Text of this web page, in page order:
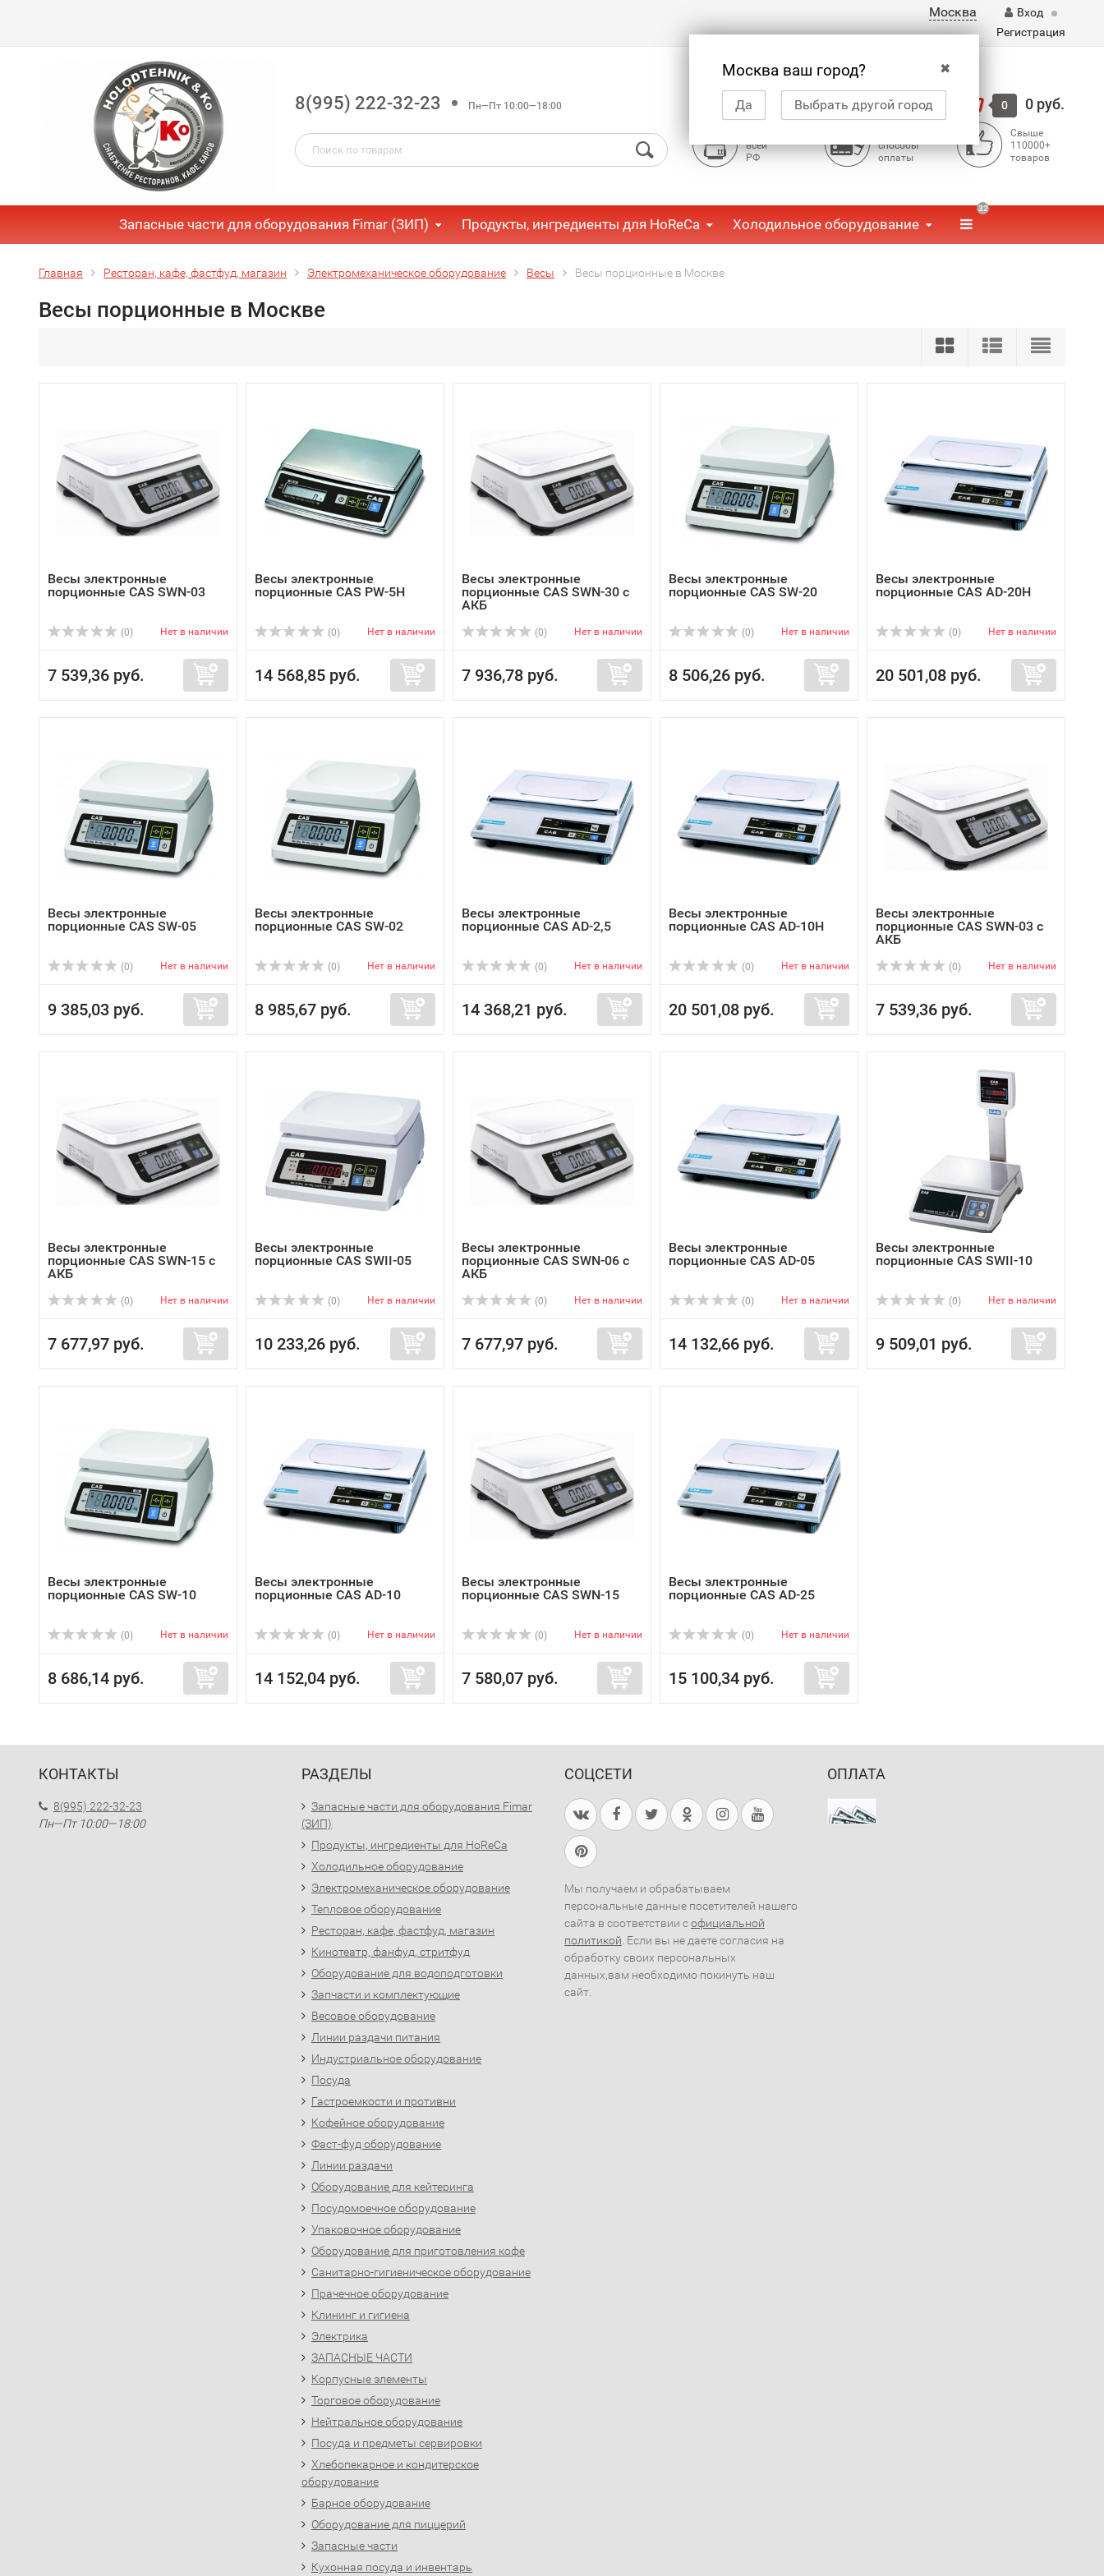
Москва
✖
Москва ваш город?
Да Выбрать другой город
Вход
Регистрация
8(995) 222-32-23 Пн—Пт 10:00—18:00 Корзина 0 0 руб.
всей
РФ
способы
оплаты
Свыше
110000+
товаров
Запасные части для оборудования Fimar (ЗИП) Продукты, ингредиенты для HoReCa Холодильное оборудование
32
Главная Ресторан, кафе, фастфуд, магазин Электромеханическое оборудование Весы Весы порционные в Москве
Весы порционные в Москве
Весы электронные
порционные CAS SWN-03
(0) Нет в наличии
7 539,36 руб.
Весы электронные
порционные CAS PW-5H
(0) Нет в наличии
14 568,85 руб.
Весы электронные
порционные CAS SWN-30 с
АКБ
(0) Нет в наличии
7 936,78 руб.
Весы электронные
порционные CAS SW-20
(0) Нет в наличии
8 506,26 руб.
Весы электронные
порционные CAS AD-20H
(0) Нет в наличии
20 501,08 руб.
Весы электронные
порционные CAS SW-05
(0) Нет в наличии
9 385,03 руб.
Весы электронные
порционные CAS SW-02
(0) Нет в наличии
8 985,67 руб.
Весы электронные
порционные CAS AD-2,5
(0) Нет в наличии
14 368,21 руб.
Весы электронные
порционные CAS AD-10H
(0) Нет в наличии
20 501,08 руб.
Весы электронные
порционные CAS SWN-03 с
АКБ
(0) Нет в наличии
7 539,36 руб.
Весы электронные
порционные CAS SWN-15 с
АКБ
(0) Нет в наличии
7 677,97 руб.
Весы электронные
порционные CAS SWII-05
(0) Нет в наличии
10 233,26 руб.
Весы электронные
порционные CAS SWN-06 с
АКБ
(0) Нет в наличии
7 677,97 руб.
Весы электронные
порционные CAS AD-05
(0) Нет в наличии
14 132,66 руб.
Весы электронные
порционные CAS SWII-10
(0) Нет в наличии
9 509,01 руб.
Весы электронные
порционные CAS SW-10
(0) Нет в наличии
8 686,14 руб.
Весы электронные
порционные CAS AD-10
(0) Нет в наличии
14 152,04 руб.
Весы электронные
порционные CAS SWN-15
(0) Нет в наличии
7 580,07 руб.
Весы электронные
порционные CAS AD-25
(0) Нет в наличии
15 100,34 руб.
КОНТАКТЫ
8(995) 222-32-23
Пн—Пт 10:00—18:00
РАЗДЕЛЫ
Запасные части для оборудования Fimar
(ЗИП)
Продукты, ингредиенты для HoReCa
Холодильное оборудование
Электромеханическое оборудование
Тепловое оборудование
Ресторан, кафе, фастфуд, магазин
Кинотеатр, фанфуд, стритфуд
Оборудование для водоподготовки
Запчасти и комплектующие
Весовое оборудование
Линии раздачи питания
Индустриальное оборудование
Посуда
Гастроемкости и противни
Кофейное оборудование
Фаст-фуд оборудование
Линии раздачи
Оборудование для кейтеринга
Посудомоечное оборудование
Упаковочное оборудование
Оборудование для приготовления кофе
Санитарно-гигиеническое оборудование
Прачечное оборудование
Клининг и гигиена
Электрика
ЗАПАСНЫЕ ЧАСТИ
Корпусные элементы
Торговое оборудование
Нейтральное оборудование
Посуда и предметы сервировки
Хлебопекарное и кондитерское
оборудование
Барное оборудование
Оборудование для пиццерий
Запасные части
Кухонная посуда и инвентарь
СОЦСЕТИ
Мы получаем и обрабатываем
персональные данные посетителей нашего
сайта в соответствии софициальной
политикой . Если вы не даете согласия на
обработку своих персональных
данных,вам необходимо покинуть наш
сайт.
ОПЛАТА